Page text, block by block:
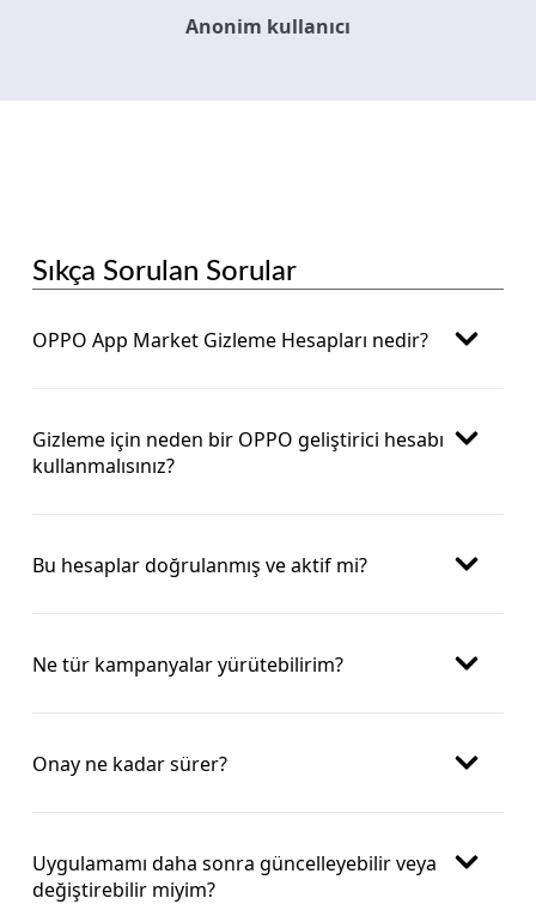
Anonim kullanıcı
Sıkça Sorulan Sorular
OPPO App Market Gizleme Hesapları nedir?
Gizleme için neden bir OPPO geliştirici hesabı
kullanmalısınız?
Bu hesaplar doğrulanmış ve aktif mi?
Ne tür kampanyalar yürütebilirim?
Onay ne kadar sürer?
Uygulamamı daha sonra güncelleyebilir veya
değiştirebilir miyim?